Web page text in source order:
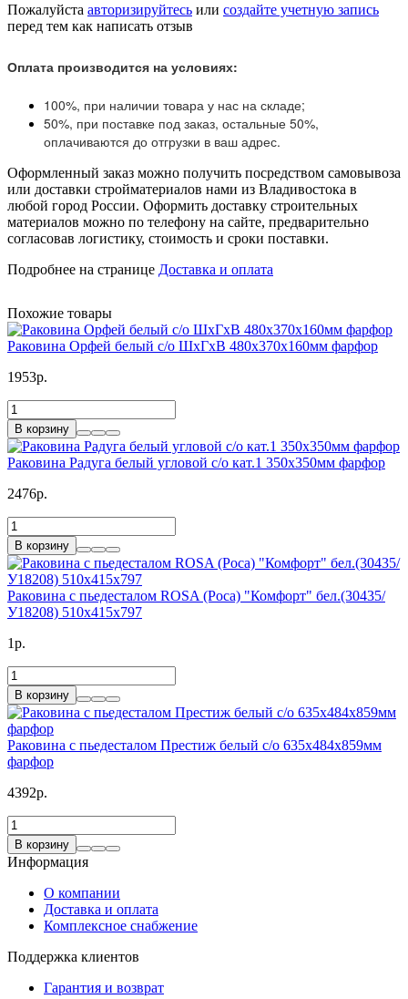
Пожалуйста авторизируйтесь или создайте учетную запись
перед тем как написать отзыв
Оплата производится на условиях:
100%, при наличии товара у нас на складе;
50%, при поставке под заказ, остальные 50%,
оплачиваются до отгрузки в ваш адрес.
Оформленный заказ можно получить посредством самовывоза
или доставки стройматериалов нами из Владивостока в
любой город России. Оформить доставку строительных
материалов можно по телефону на сайте, предварительно
согласовав логистику, стоимость и сроки поставки.
Подробнее на странице Доставка и оплата
Похожие товары
Раковина Орфей белый с/о ШхГхВ 480х370х160мм фарфор
1953р.
В корзину
Раковина Радуга белый угловой с/о кат.1 350х350мм фарфор
2476р.
В корзину
Раковина с пьедесталом ROSA (Роса) "Комфорт" бел.(30435/
У18208) 510х415х797
1р.
В корзину
Раковина с пьедесталом Престиж белый с/о 635х484х859мм
фарфор
4392р.
В корзину
Информация
О компании
Доставка и оплата
Комплексное снабжение
Поддержка клиентов
Гарантия и возврат